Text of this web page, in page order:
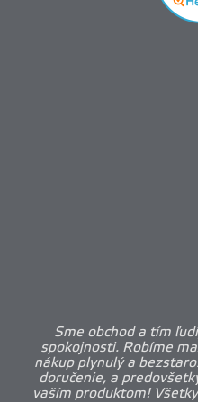
Sme obchod a tím
spokojnosti. Robíme
nákup plynulý a
doručenie, a
vaším produktom!